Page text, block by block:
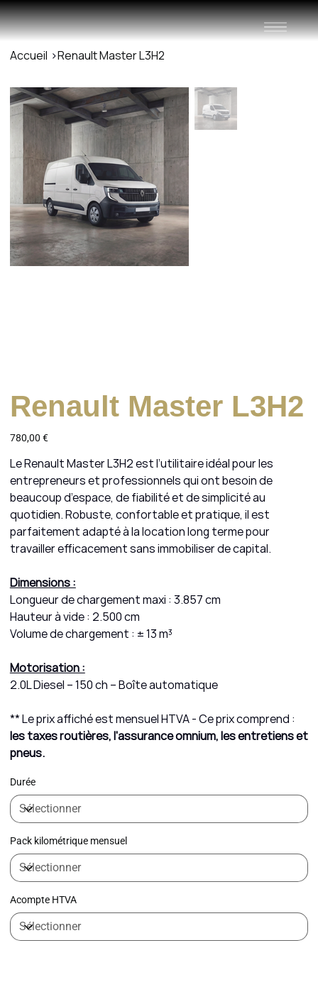
Accueil >Renault Master L3H2
Renault Master L3H2
Prix
780,00 €
Le Renault Master L3H2 est l’utilitaire idéal pour les
entrepreneurs et professionnels qui ont besoin de
beaucoup d’espace, de fiabilité et de simplicité au
quotidien. Robuste, confortable et pratique, il est
parfaitement adapté à la location long terme pour
travailler efficacement sans immobiliser de capital.
Dimensions :
Longueur de chargement maxi : 3.857 cm
Hauteur à vide : 2.500 cm
Volume de chargement : ± 13 m³
Motorisation :
2.0L Diesel – 150 ch – Boîte automatique
** Le prix affiché est mensuel HTVA - Ce prix comprend :
les taxes routières, l'assurance omnium, les entretiens et
pneus.
Durée
Pack kilométrique mensuel
Acompte HTVA